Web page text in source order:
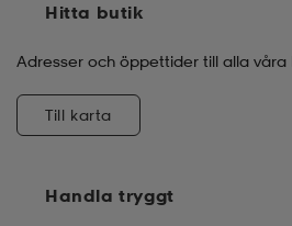
Handla tryggt
Hitta butik
Adresser och öppettider till alla våra
Till karta